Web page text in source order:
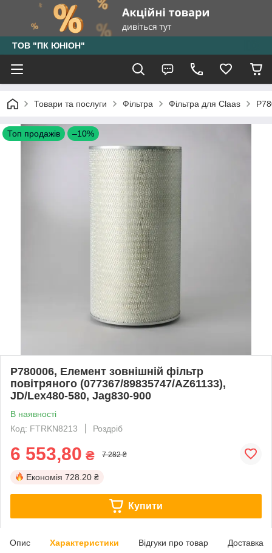
ТОВ "ПК ЮНІОН"
Товари та послуги Фільтра Фільтра для Claas
Топ продажів –10%
P780006, Елемент зовнішній фільтр
повітряного (077367/89835747/AZ61133),
JD/Lex480-580, Jag830-900
В наявності
Код: FTRKN8213
Роздріб
6 553,80 ₴ 7 282 ₴
Економія 728.20 ₴
Купити
Опис Характеристики Відгуки про товар Доставка